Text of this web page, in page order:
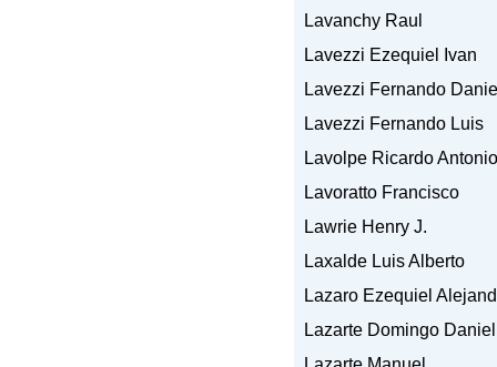
Lavanchy Raul
Lavezzi Ezequiel Ivan
Lavezzi Fernando
Lavezzi Fernando Luis
Lavolpe Ricardo Antonio
Lavoratto Francisco
Lawrie Henry J.
Laxalde Luis Alberto
Lazaro Ezequiel
Lazarte Domingo Daniel